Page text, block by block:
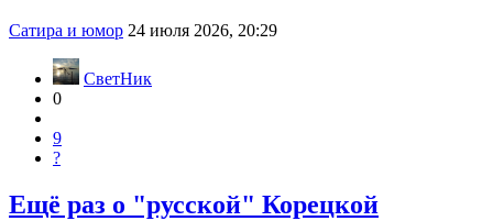
Сатира и юмор 24 июля 2026, 20:29
СветНик
0
9
?
Ещё раз о "русской" Корецкой